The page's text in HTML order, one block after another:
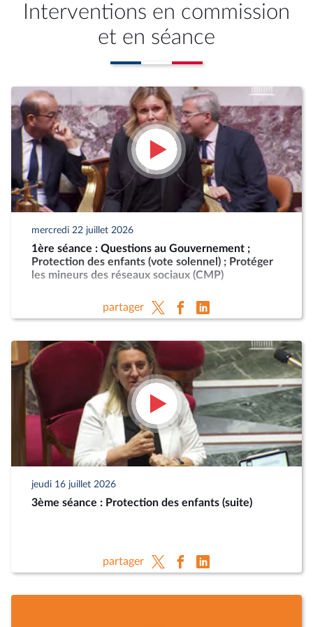
Interventions en commission
et en séance
mercredi 22 juillet 2026
1ère séance : Questions au Gouvernement ;
Protection des enfants (vote solennel) ; Protéger
les mineurs des réseaux sociaux (CMP)
partager
jeudi 16 juillet 2026
3ème séance : Protection des enfants (suite)
partager